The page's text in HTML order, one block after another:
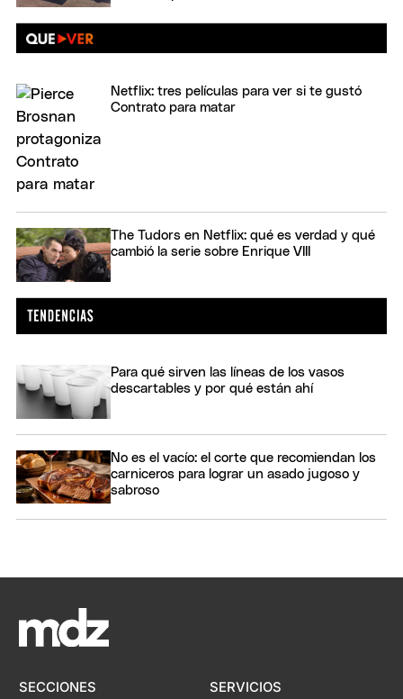
Netflix: tres películas para ver si te gustó
Contrato para matar
The Tudors en Netflix: qué es verdad y qué
cambió la serie sobre Enrique VIII
Para qué sirven las líneas de los vasos
descartables y por qué están ahí
No es el vacío: el corte que recomiendan los
carniceros para lograr un asado jugoso y
sabroso
SECCIONES SERVICIOS